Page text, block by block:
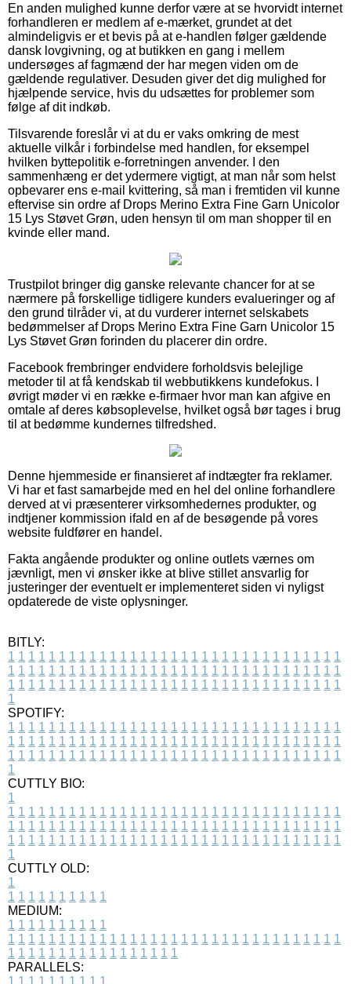
En anden mulighed kunne derfor være at se hvorvidt internet
forhandleren er medlem af e-mærket, grundet at det
almindeligvis er et bevis på at e-handlen følger gældende
dansk lovgivning, og at butikken en gang i mellem
undersøges af fagmænd der har megen viden om de
gældende regulativer. Desuden giver det dig mulighed for
hjælpende service, hvis du udsættes for problemer som
følge af dit indkøb.
Tilsvarende foreslår vi at du er vaks omkring de mest
aktuelle vilkår i forbindelse med handlen, for eksempel
hvilken byttepolitik e-forretningen anvender. I den
sammenhæng er det ydermere vigtigt, at man når som helst
opbevarer ens e-mail kvittering, så man i fremtiden vil kunne
eftervise sin ordre af Drops Merino Extra Fine Garn Unicolor
15 Lys Støvet Grøn, uden hensyn til om man shopper til en
kvinde eller mand.
Trustpilot bringer dig ganske relevante chancer for at se
nærmere på forskellige tidligere kunders evalueringer og af
den grund tilråder vi, at du vurderer internet selskabets
bedømmelser af Drops Merino Extra Fine Garn Unicolor 15
Lys Støvet Grøn forinden du placerer din ordre.
Facebook frembringer endvidere forholdsvis belejlige
metoder til at få kendskab til webbutikkens kundefokus. I
øvrigt møder vi en række e-firmaer hvor man kan afgive en
omtale af deres købsoplevelse, hvilket også bør tages i brug
til at bedømme kundernes tilfredshed.
Denne hjemmeside er finansieret af indtægter fra reklamer.
Vi har et fast samarbejde med en hel del online forhandlere
derved at vi præsenterer virksomhedernes produkter, og
indtjener kommission ifald en af de besøgende på vores
website fuldfører en handel.
Fakta angående produkter og online outlets værnes om
jævnligt, men vi ønsker ikke at blive stillet ansvarlig for
justeringer der eventuelt er implementeret siden vi nyligst
opdaterede de viste oplysninger.
BITLY:
1 1 1 1 1 1 1 1 1 1 1 1 1 1 1 1 1 1 1 1 1 1 1 1 1 1 1 1 1 1 1 1 1
1 1 1 1 1 1 1 1 1 1 1 1 1 1 1 1 1 1 1 1 1 1 1 1 1 1 1 1 1 1 1 1 1
1 1 1 1 1 1 1 1 1 1 1 1 1 1 1 1 1 1 1 1 1 1 1 1 1 1 1 1 1 1 1 1 1
1
SPOTIFY:
1 1 1 1 1 1 1 1 1 1 1 1 1 1 1 1 1 1 1 1 1 1 1 1 1 1 1 1 1 1 1 1 1
1 1 1 1 1 1 1 1 1 1 1 1 1 1 1 1 1 1 1 1 1 1 1 1 1 1 1 1 1 1 1 1 1
1 1 1 1 1 1 1 1 1 1 1 1 1 1 1 1 1 1 1 1 1 1 1 1 1 1 1 1 1 1 1 1 1
1
CUTTLY BIO:
1
1 1 1 1 1 1 1 1 1 1 1 1 1 1 1 1 1 1 1 1 1 1 1 1 1 1 1 1 1 1 1 1 1
1 1 1 1 1 1 1 1 1 1 1 1 1 1 1 1 1 1 1 1 1 1 1 1 1 1 1 1 1 1 1 1 1
1 1 1 1 1 1 1 1 1 1 1 1 1 1 1 1 1 1 1 1 1 1 1 1 1 1 1 1 1 1 1 1 1
1
CUTTLY OLD:
1
1 1 1 1 1 1 1 1 1 1
MEDIUM:
1 1 1 1 1 1 1 1 1 1
1 1 1 1 1 1 1 1 1 1 1 1 1 1 1 1 1 1 1 1 1 1 1 1 1 1 1 1 1 1 1 1 1
1 1 1 1 1 1 1 1 1 1 1 1 1 1 1 1 1
PARALLELS:
1 1 1 1 1 1 1 1 1 1